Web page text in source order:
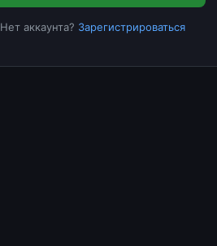
Нет аккаунта? Зарегистрироваться